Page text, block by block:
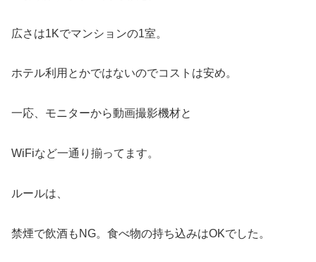
広さは1Kでマンションの1室。
ホテル利用とかではないのでコストは安め。
一応、モニターから動画撮影機材と
WiFiなど一通り揃ってます。
ルールは、
禁煙で飲酒もNG。食べ物の持ち込みはOKでした。